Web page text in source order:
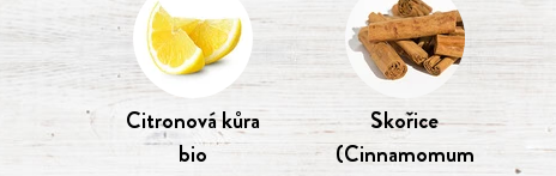
Citronová kůra
bio
Skořice
(Cinnamomum